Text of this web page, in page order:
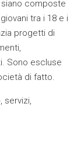
composte
tra i 18 e i
progetti di
Sono escluse
di fatto.
servizi,